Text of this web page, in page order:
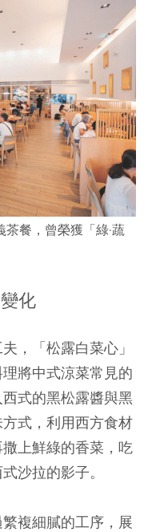
餐，曾榮獲「綠·蔬
化
，「松露白菜心」
將中式涼菜常見的
式的黑松露醬與黑
式，利用西方食材
上鮮綠的香菜，吃
沙拉的影子。
複細膩的工序，展